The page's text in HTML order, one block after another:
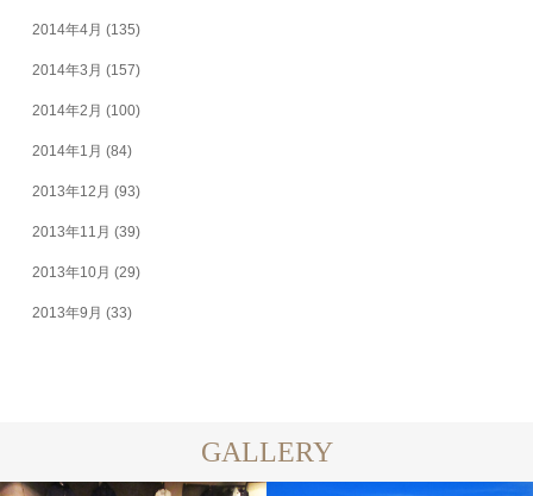
2014年4月 (135)
2014年3月 (157)
2014年2月 (100)
2014年1月 (84)
2013年12月 (93)
2013年11月 (39)
2013年10月 (29)
2013年9月 (33)
GALLERY